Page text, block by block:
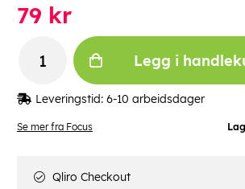
Se mer fra Focus
79 kr
Legg i
Leveringstid: 6-10 arbeidsdager
Qliro Checkout